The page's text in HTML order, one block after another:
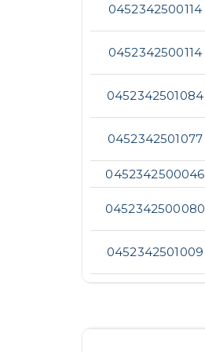
0452342500114
0452342500114
0452342501084
0452342501077
0452342500046
0452342500080
0452342501009